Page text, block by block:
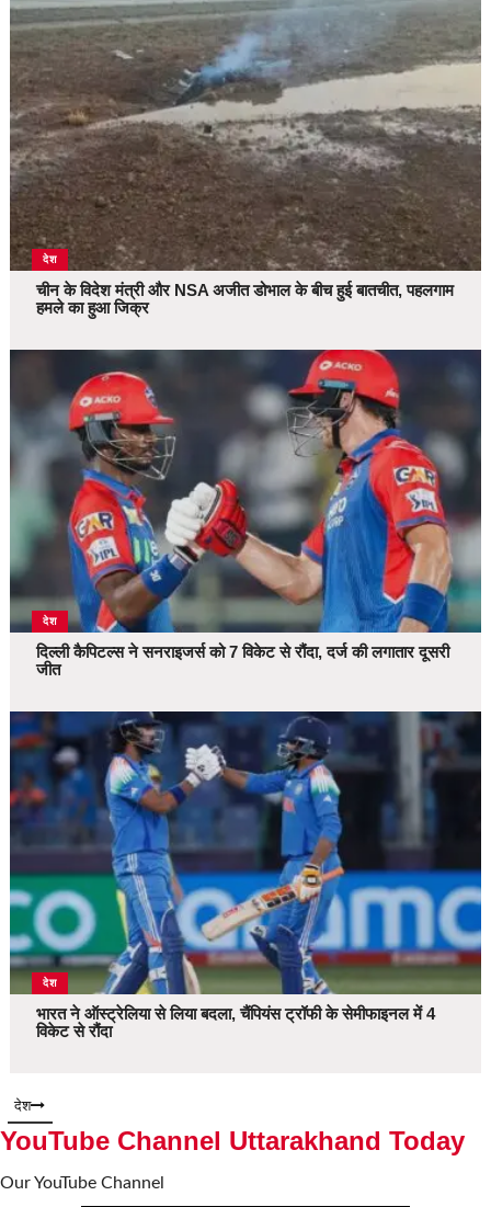
देश
चीन के विदेश मंत्री और NSA अजीत डोभाल के बीच हुई बातचीत, पहलगाम
हमले का हुआ जिक्र
देश
दिल्ली कैपिटल्स ने सनराइजर्स को 7 विकेट से रौंदा, दर्ज की लगातार दूसरी
जीत
देश
भारत ने ऑस्ट्रेलिया से लिया बदला, चैंपियंस ट्रॉफी के सेमीफाइनल में 4
विकेट से रौंदा
देश
YouTube Channel Uttarakhand Today
Our YouTube Channel